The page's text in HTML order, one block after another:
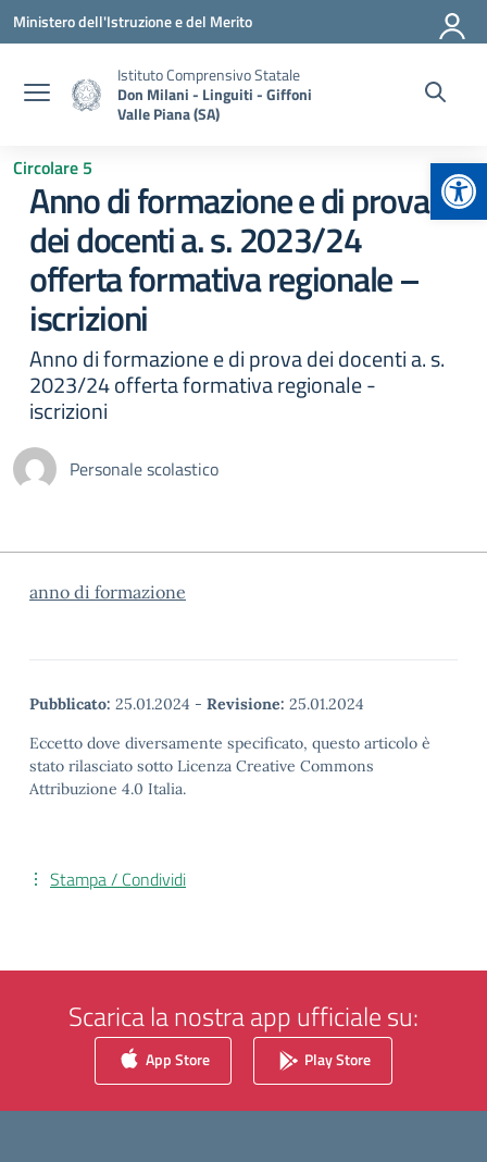
Vai ai contenuti
Vai al menu di navigazione
Vai al footer
Ministero dell'Istruzione e del Merito
Istituto Comprensivo Statale
Don Milani - Linguiti - Giffoni
Valle Piana (SA)
Circolare 5
Anno di formazione e di prova
dei docenti a. s. 2023/24
offerta formativa regionale –
iscrizioni
Anno di formazione e di prova dei docenti a. s.
2023/24 offerta formativa regionale -
iscrizioni
Personale scolastico
anno di formazione
Pubblicato: 25.01.2024 - Revisione: 25.01.2024
Eccetto dove diversamente specificato, questo articolo è
stato rilasciato sotto Licenza Creative Commons
Attribuzione 4.0 Italia.
Stampa / Condividi
Scarica la nostra app ufficiale su:
App Store Play Store